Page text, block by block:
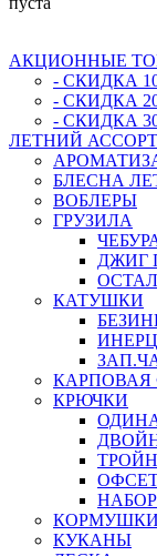
АКЦИОННЫЕ
- СКИДКА
- СКИДКА
- СКИДКА
ЛЕТНИЙ
БЛЕСНА
ВОБЛЕРЫ
ГРУЗИЛА
ДЖИГ
КАТУШКИ
КАРПОВАЯ
КРЮЧКИ
КУКАНЫ